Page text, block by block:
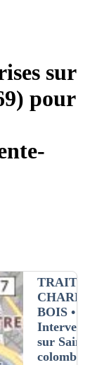
sur
pour
BOIS•
Intervention
sur Sainte-
colombe (69)